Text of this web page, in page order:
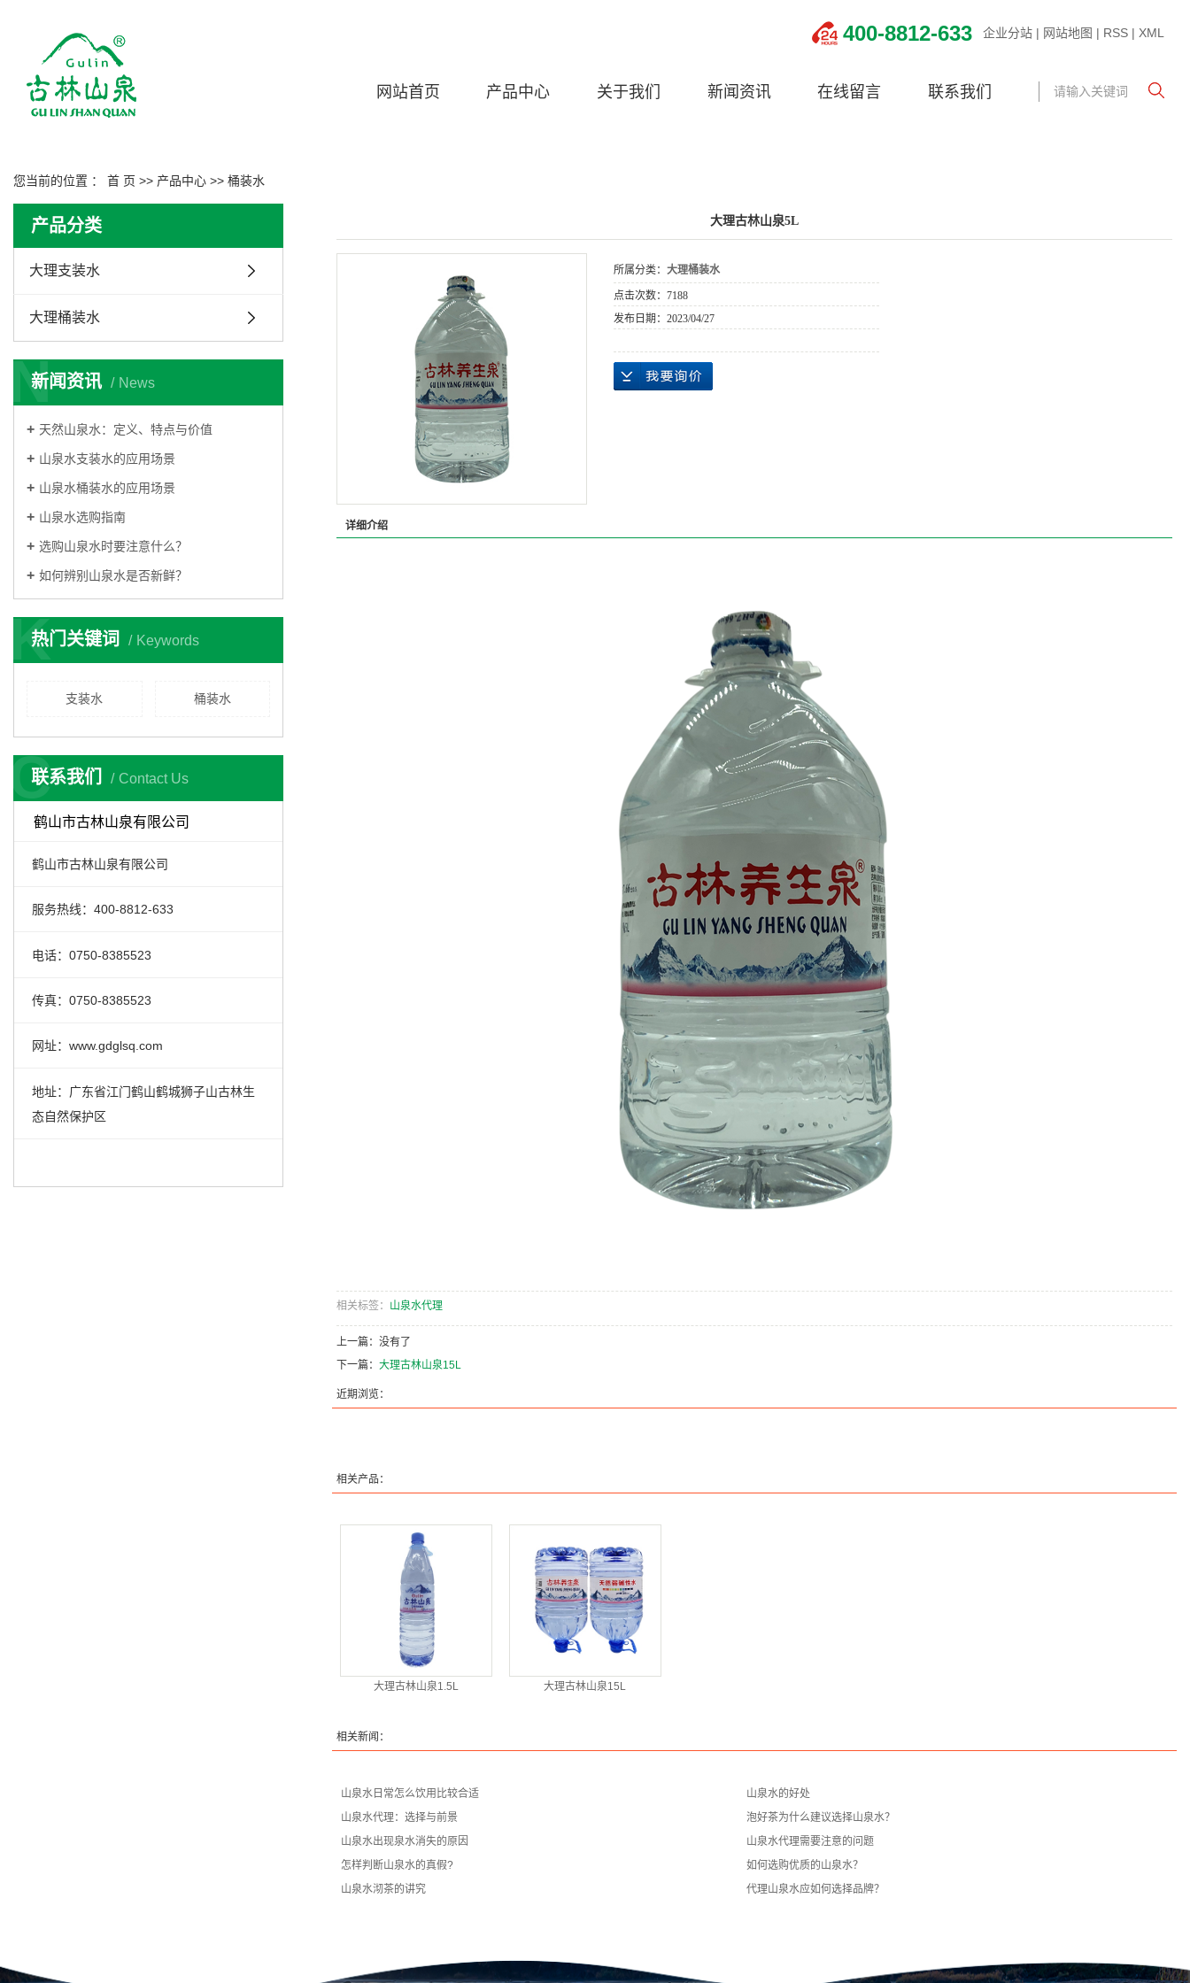
企业分站| 网站地图 | RSS| XML
400-8812-633
网站首页 产品中心 关于我们 新闻资讯 在线留言 联系我们
您当前的位置 ： 首 页 >> 产品中心 >> 桶装水
产品分类
大理支装水
大理桶装水
新闻资讯 News
N
天然山泉水：定义、特点与价值
山泉水支装水的应用场景
山泉水桶装水的应用场景
山泉水选购指南
选购山泉水时要注意什么？
如何辨别山泉水是否新鲜？
热门关键词 Keywords
K
支装水 桶装水
联系我们 Contact Us
C
鹤山市古林山泉有限公司
鹤山市古林山泉有限公司
服务热线：400-8812-633
电话：0750-8385523
传真：0750-8385523
网址：www.gdglsq.com
地址：广东省江门鹤山鹤城狮子山古林生
态自然保护区
大理古林山泉5L
所属分类：大理桶装水
点击次数：7188
发布日期：2023/04/27
详细介绍
相关标签： 山泉水代理
上一篇：没有了
下一篇： 大理古林山泉15L
近期浏览：
相关产品：
大理古林山泉1.5L 大理古林山泉15L
相关新闻：
山泉水日常怎么饮用比较合适
山泉水的好处
山泉水代理：选择与前景
泡好茶为什么建议选择山泉水？
山泉水出现泉水消失的原因
山泉水代理需要注意的问题
怎样判断山泉水的真假?
如何选购优质的山泉水？
山泉水沏茶的讲究
代理山泉水应如何选择品牌？